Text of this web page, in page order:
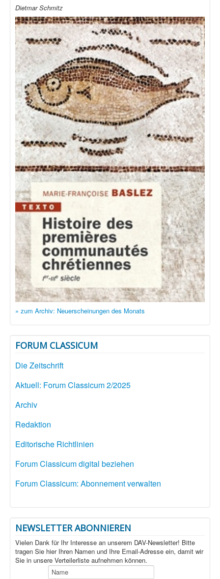
Dietmar Schmitz
» zum Archiv: Neuerscheinungen des Monats
FORUM CLASSICUM
Die Zeitschrift
Aktuell: Forum Classicum 2/2025
Archiv
Redaktion
Editorische Richtlinien
Forum Classicum digital beziehen
Forum Classicum: Abonnement verwalten
NEWSLETTER ABONNIEREN
Vielen Dank für Ihr Interesse an unserem DAV-Newsletter! Bitte
tragen Sie hier Ihren Namen und Ihre Email-Adresse ein, damit wir
Sie in unsere Verteilerliste aufnehmen können.